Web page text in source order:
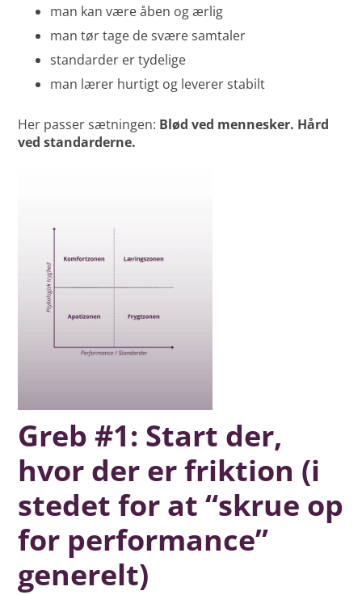
man kan være åben og ærlig
man tør tage de svære samtaler
standarder er tydelige
man lærer hurtigt og leverer stabilt
Her passer sætningen: Blød ved mennesker. Hård
ved standarderne.
Greb #1: Start der,
hvor der er friktion (i
stedet for at “skrue op
for performance”
generelt)